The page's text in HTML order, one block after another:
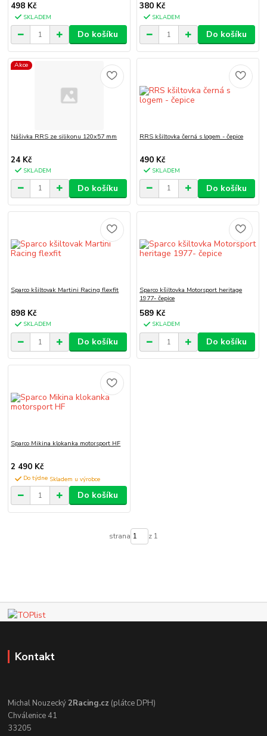
498 Kč
SKLADEM
Do košíku
380 Kč
SKLADEM
Do košíku
Akce
Nášivka RRS ze silikonu 120x57 mm
24 Kč
SKLADEM
Do košíku
RRS kšiltovka černá s logem - čepice
490 Kč
SKLADEM
Do košíku
Sparco kšiltovak Martini Racing flexfit
898 Kč
SKLADEM
Do košíku
Sparco kšiltovka Motorsport heritage
1977- čepice
589 Kč
SKLADEM
Do košíku
Sparco Mikina klokanka motorsport HF
2 490 Kč
Do týdne
Do košíku
strana z 1
Kontakt
Michal Nouzecký2Racing.cz (plátce DPH)
Chválenice 41
33205